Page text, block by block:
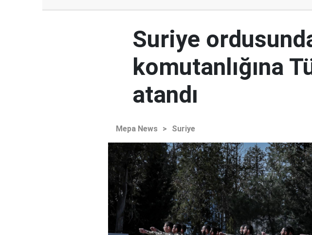
Suriye
komutanlığına
atandı
Mepa News > Suriye